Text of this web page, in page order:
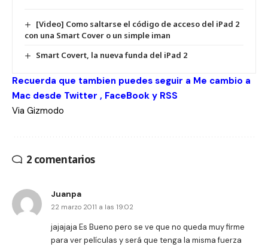
[Video] Como saltarse el código de acceso del iPad 2
con una Smart Cover o un simple iman
Smart Covert, la nueva funda del iPad 2
Recuerda que tambien puedes seguir a Me cambio a
Mac desde Twitter , FaceBook y RSS
Via Gizmodo
2 comentarios
Juanpa
22 marzo 2011 a las 19:02
jajajaja Es Bueno pero se ve que no queda muy firme
para ver películas y será que tenga la misma fuerza